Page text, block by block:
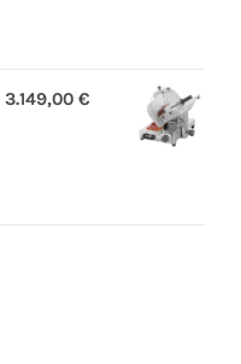
3.149,00 €